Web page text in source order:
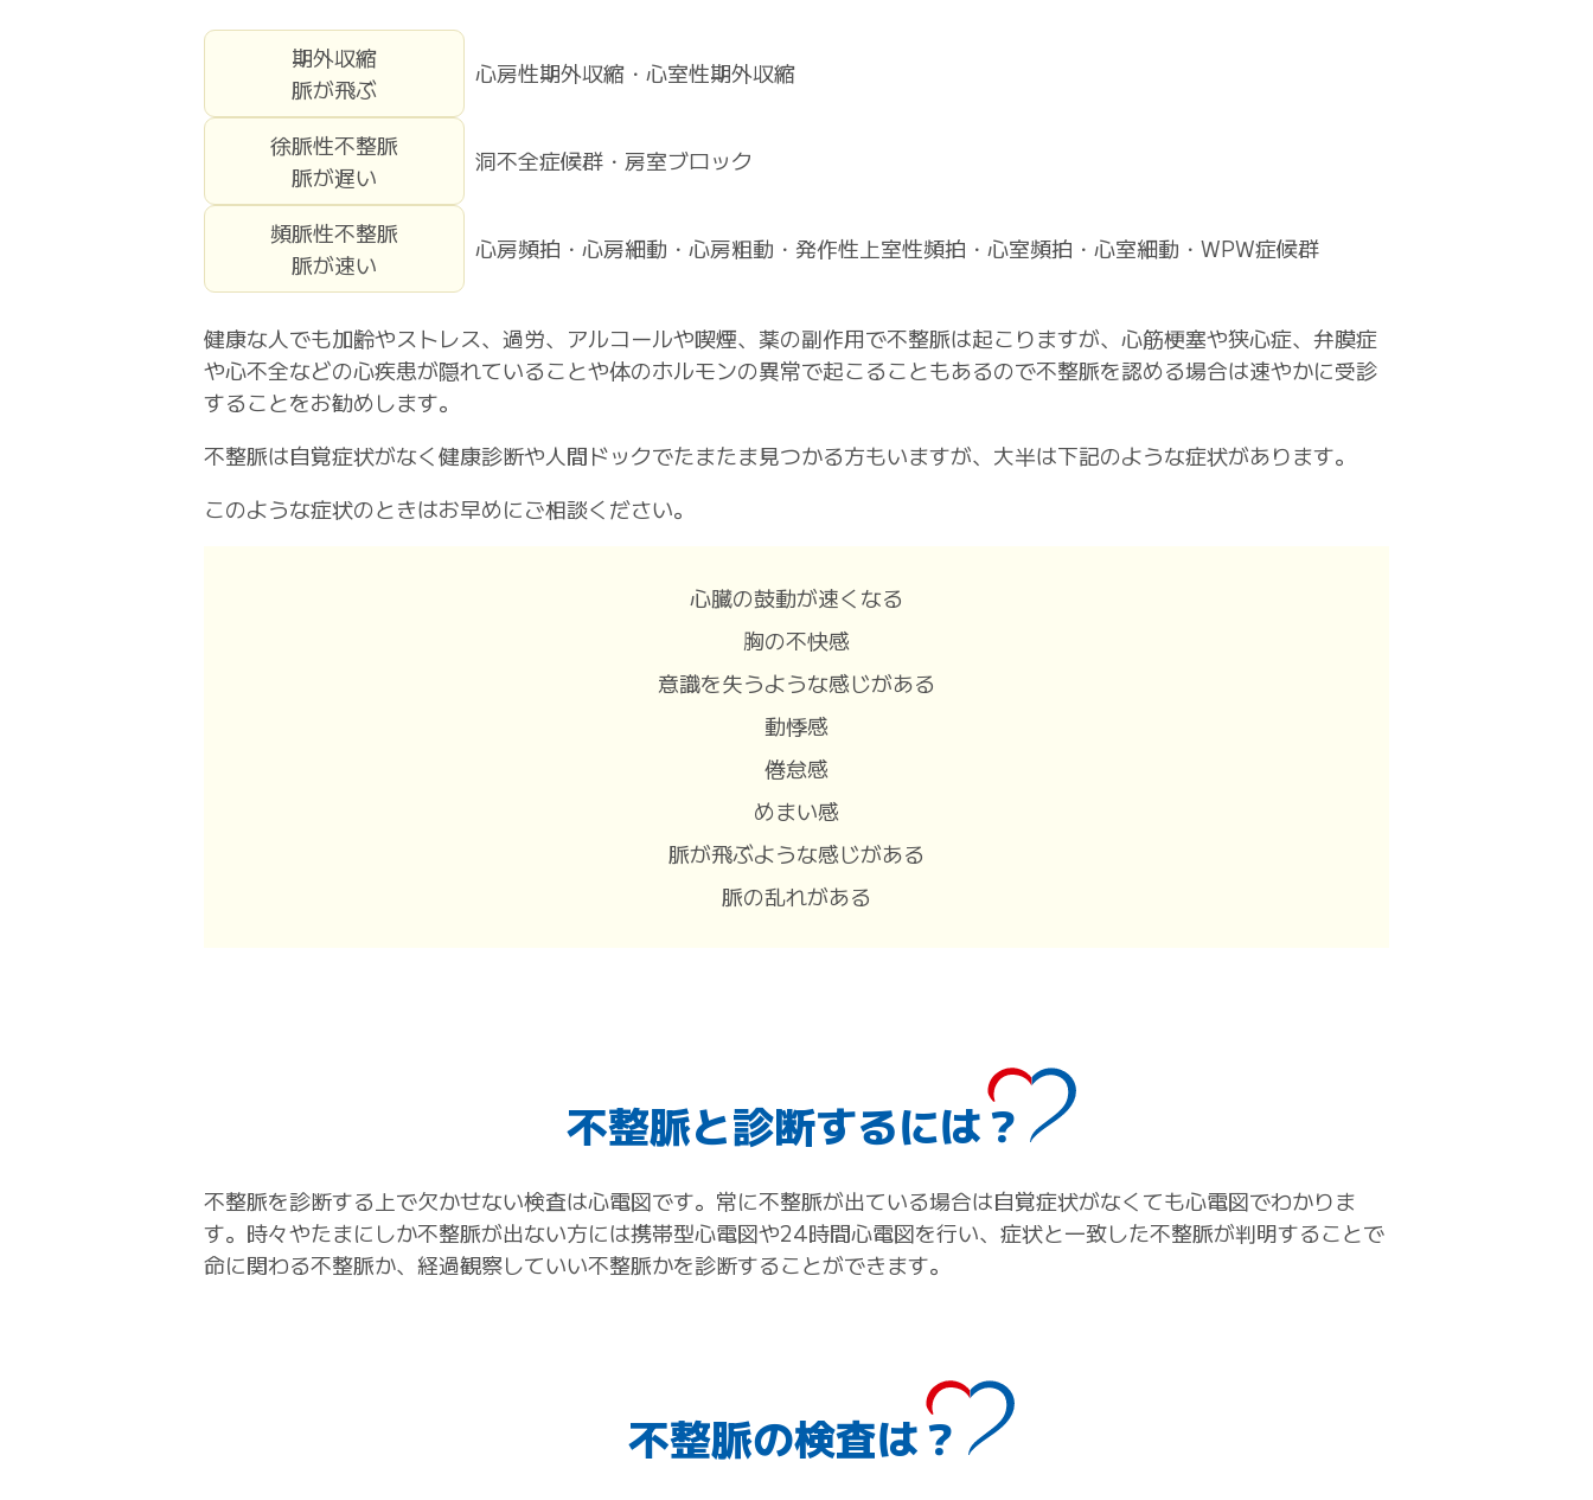
期外収縮
脈が飛ぶ
心房性期外収縮・ 心室性期外収縮
徐脈性不整脈
脈が遅い
洞不全症候群・ 房室ブロック
頻脈性不整脈
脈が速い
心房頻拍・心房細動・心房粗動・発作性上室性頻拍・心室頻拍・心室細動・WPW症候群
健康な人でも加齢やストレス、過労、アルコールや喫煙、薬の副作用で不整脈は起こりますが、心筋梗塞や狭心症、弁膜症
や心不全などの心疾患が隠れていることや体のホルモンの異常で起こることもあるので不整脈を認める場合は速やかに受診
することをお勧めします。
不整脈は自覚症状がなく健康診断や人間ドックでたまたま見つかる方もいますが、大半は下記のような症状があります。
このような症状のときはお早めにご相談ください。
心臓の鼓動が速くなる
胸の不快感
意識を失うような感じがある
動悸感
倦怠感
めまい感
脈が飛ぶような感じがある
脈の乱れがある
不整脈と診断するには？
不整脈を診断する上で欠かせない検査は心電図です。常に不整脈が出ている場合は自覚症状がなくても心電図でわかりま
す。時々やたまにしか不整脈が出ない方には携帯型心電図や24時間心電図を行い、症状と一致した不整脈が判明することで
命に関わる不整脈か、経過観察していい不整脈かを診断することができます。
不整脈の検査は？